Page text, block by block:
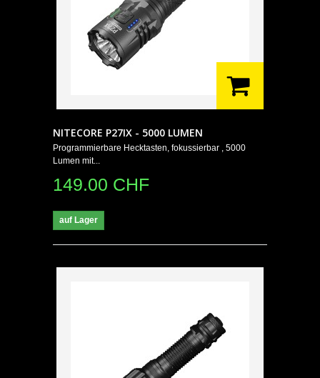
NITECORE P27IX - 5000 LUMEN
Programmierbare Hecktasten, fokussierbar , 5000
Lumen mit...
149.00 CHF
auf Lager